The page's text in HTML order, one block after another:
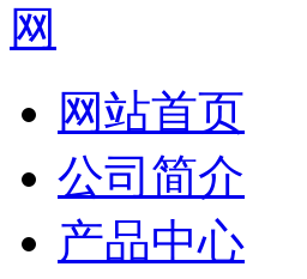
网站首页
公司简介
产品中心